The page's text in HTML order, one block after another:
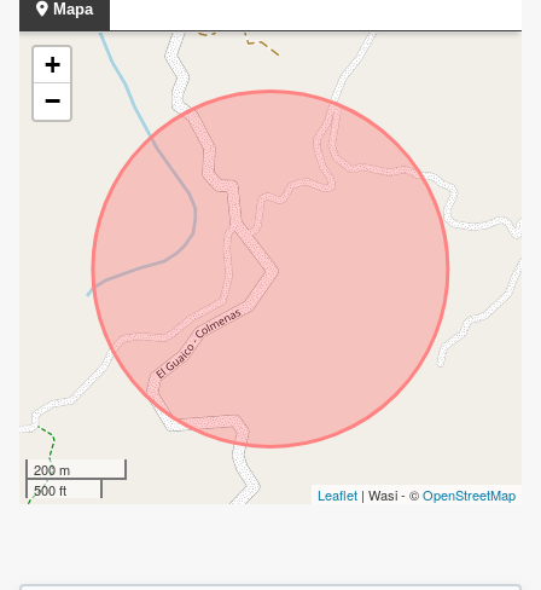
Mapa
+
−
200 m
500 ft
Leaflet | Wasi - ©OpenStreetMap